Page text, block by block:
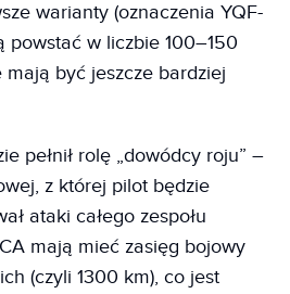
warianty (oznaczenia YQF-
powstać w liczbie 100–150
mają być jeszcze bardziej
pełnił rolę „dowódcy roju” –
z której pilot będzie
ataki całego zespołu
mają mieć zasięg bojowy
(czyli 1300 km), co jest